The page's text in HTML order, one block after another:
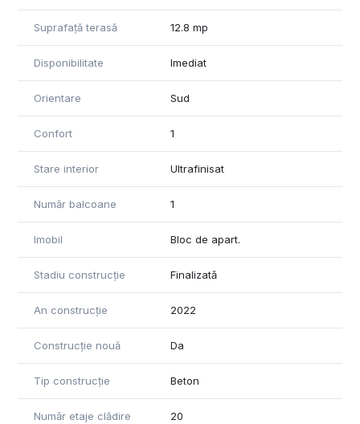
, 9, 13.
Pentru mai multe informatii si vizionari, contactati-ne.
Suprafață terasă 12.8 mp
Disponibilitate Imediat
Orientare Sud
Confort 1
Stare interior Ultrafinisat
Număr balcoane 1
Imobil Bloc de apart.
Stadiu construcție Finalizată
An construcție 2022
Construcție nouă Da
Tip construcție Beton
Număr etaje clădire 20